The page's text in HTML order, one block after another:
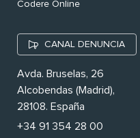
Codere Online
CANAL DENUNCIA
Avda. Bruselas, 26
Alcobendas (Madrid),
28108. España
+34 91 354 28 00